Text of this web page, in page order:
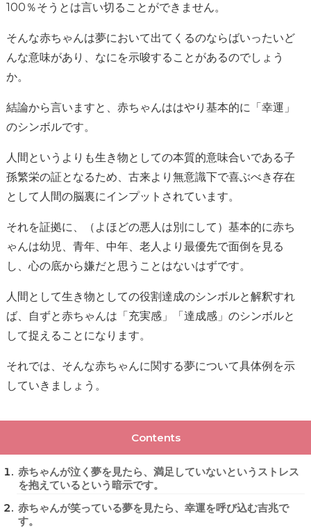
100％そうとは言い切ることができません。
そんな赤ちゃんは夢において出てくるのならばいったいど
んな意味があり、なにを示唆することがあるのでしょう
か。
結論から言いますと、赤ちゃんははやり基本的に「幸運」
のシンボルです。
人間というよりも生き物としての本質的意味合いである子
孫繁栄の証となるため、古来より無意識下で喜ぶべき存在
として人間の脳裏にインプットされています。
それを証拠に、（よほどの悪人は別にして）基本的に赤ち
ゃんは幼児、青年、中年、老人より最優先で面倒を見る
し、心の底から嫌だと思うことはないはずです。
人間として生き物としての役割達成のシンボルと解釈すれ
ば、自ずと赤ちゃんは「充実感」「達成感」のシンボルと
して捉えることになります。
それでは、そんな赤ちゃんに関する夢について具体例を示
していきましょう。
Contents
赤ちゃんが泣く夢を見たら、満足していないというストレス
を抱えているという暗示です。
赤ちゃんが笑っている夢を見たら、幸運を呼び込む吉兆で
す。